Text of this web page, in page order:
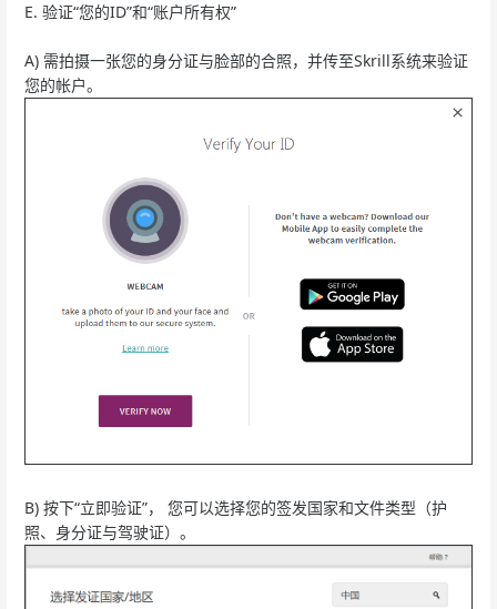
E. 验证“您的ID”和“账户所有权”
A) 需拍摄一张您的身分证与脸部的合照，并传至Skrill系统来验证
您的帐户。
B) 按下“立即验证”， 您可以选择您的签发国家和文件类型（护
照、身分证与驾驶证）。